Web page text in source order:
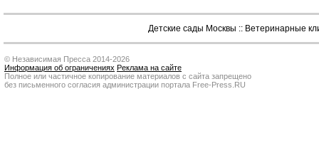
Детские сады Москвы :: Ветеринарные
© Независимая Пресса 2014-2026
Информация об ограничениях Реклама на сайте
Полное или частичное копирование материалов с сайта запрещено
без письменного согласия администрации портала Free-Press.RU